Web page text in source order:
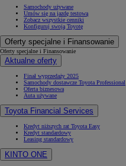
Samochody używane
Umów się na jazdę testową
Zobacz wszystkie cenniki
Konfiguruj swoją Toyotę
Oferty specjalne i Finansowanie
Oferty specjalne i Finansowanie
Aktualne oferty
Finał wyprzedaży 2025
Samochody dostawcze Toyota Professional
Oferta biznesowa
Auta używane
Toyota Financial Services
Kredyt niższych rat Toyota Easy
Kredyt standardowy
Leasing standardowy
KINTO ONE